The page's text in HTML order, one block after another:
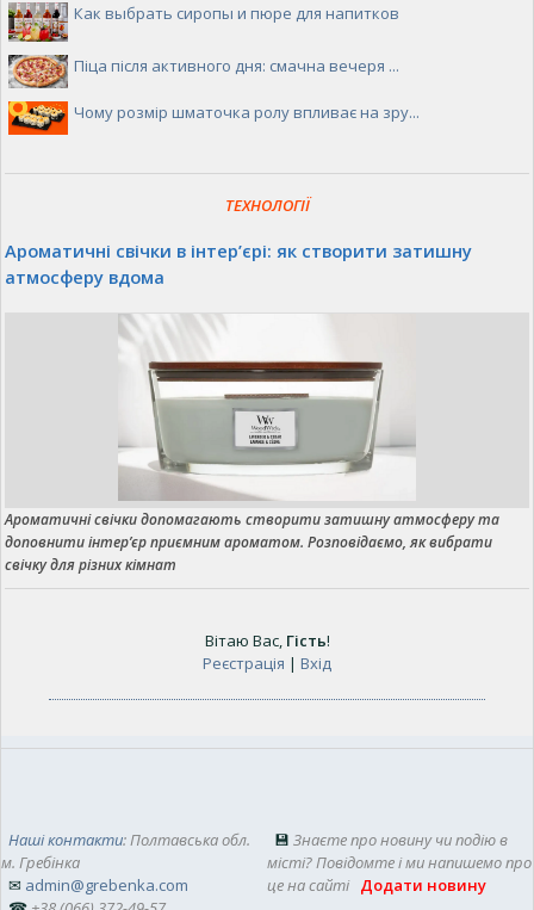
Как выбрать сиропы и пюре для напитков
Піца після активного дня: смачна вечеря ...
Чому розмір шматочка ролу впливає на зру...
ТЕХНОЛОГІЇ
Ароматичні свічки в інтер’єрі: як створити затишну
атмосферу вдома
Ароматичні свічки допомагають створити затишну атмосферу та
доповнити інтер’єр приємним ароматом. Розповідаємо, як вибрати
свічку для різних кімнат
Вітаю Вас, Гість!
Реєстрація | Вхід
Наші контакти: Полтавська обл.
м. Гребінка
✉ admin@grebenka.com
💾 Знаєте про новину чи подію в
місті? Повідомте і ми напишемо про
це на сайті Додати новину